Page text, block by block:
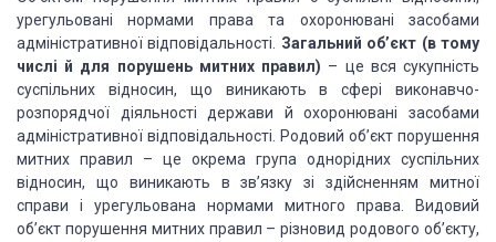
урегульовані нормами права та охоронювані засобами
адміністративної відповідальності. Загальний об’єкт (в тому
числі й для порушень митних правил) – це вся сукупність
суспільних відносин, що виникають в сфері виконавчо-
розпорядчої діяльності держави й охоронювані засобами
адміністративної відповідальності. Родовий об’єкт порушення
митних правил – це окрема група однорідних суспільних
відносин, що виникають в зв’язку зі здійсненням митної
справи і урегульована нормами митного права. Видовий
об’єкт порушення митних правил – різновид родового об’єкту,